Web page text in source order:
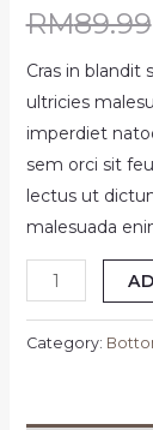
RM89.99
Cras in
ultricies
imperdiet
sem orci sit
lectus ut
malesuada
Category: